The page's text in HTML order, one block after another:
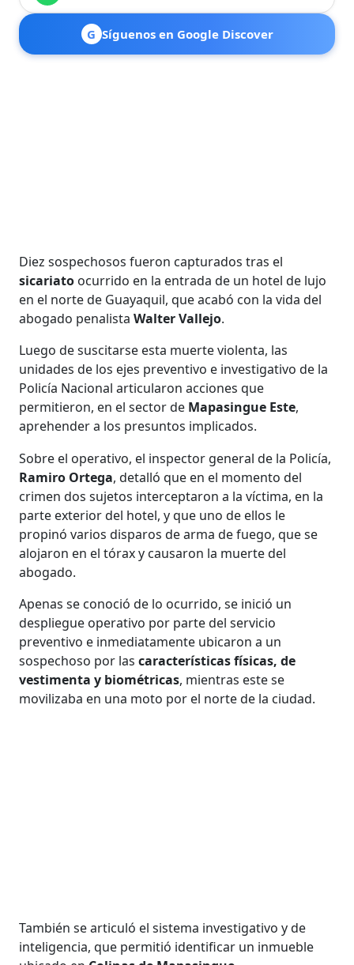
G Síguenos en Google Discover
Diez sospechosos fueron capturados tras el
sicariato ocurrido en la entrada de un hotel de lujo
en el norte de Guayaquil, que acabó con la vida del
abogado penalistaWalter Vallejo.
Luego de suscitarse esta muerte violenta, las
unidades de los ejes preventivo e investigativo de la
Policía Nacional articularon acciones que
permitieron, en el sector de Mapasingue Este,
aprehender a los presuntos implicados.
Sobre el operativo, el inspector general de la Policía,
Ramiro Ortega, detalló que en el momento del
crimen dos sujetos interceptaron a la víctima, en la
parte exterior del hotel, y que uno de ellos le
propinó varios disparos de arma de fuego, que se
alojaron en el tórax y causaron la muerte del
abogado.
Apenas se conoció de lo ocurrido, se inició un
despliegue operativo por parte del servicio
preventivo e inmediatamente ubicaron a un
sospechoso por lascaracterísticas físicas, de
vestimenta y biométricas, mientras este se
movilizaba en una moto por el norte de la ciudad.
También se articuló el sistema investigativo y de
inteligencia, que permitió identificar un inmueble